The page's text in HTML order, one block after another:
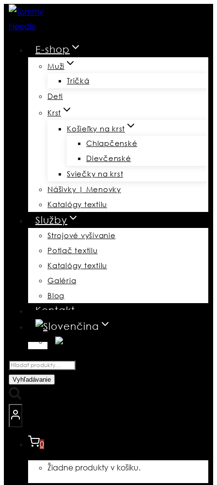
Skip
to
E-shop
Muži
Tričká
Deti
Krst
Košieľky na krst
Chlapčenské
Dievčenské
Sviečky na krst
Nášivky | Menovky
Katalógy textilu
Služby
Strojové vyšívanie
Potlač textilu
Katalógy textilu
Galéria
Blog
Kontakt
Hľadať:
Vyhľadávanie
0
Žiadne produkty v košíku.